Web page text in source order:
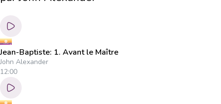
Jean-Baptiste: 1. Avant le Maître
John Alexander
12:00